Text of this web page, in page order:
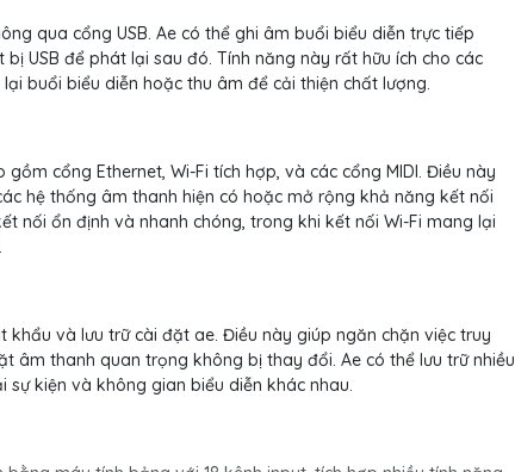
qua cổng USB. Ae có thể ghi âm buổi biểu diễn trực tiếp
USB để phát lại sau đó. Tính năng này rất hữu ích cho các
buổi biểu diễn hoặc thu âm để cải thiện chất lượng.
cổng Ethernet, Wi-Fi tích hợp, và các cổng MIDI. Điều này
hệ thống âm thanh hiện có hoặc mở rộng khả năng kết nối
nối ổn định và nhanh chóng, trong khi kết nối Wi-Fi mang lại
khẩu và lưu trữ cài đặt ae. Điều này giúp ngăn chặn việc truy
âm thanh quan trọng không bị thay đổi. Ae có thể lưu trữ nhiều
sự kiện và không gian biểu diễn khác nhau.